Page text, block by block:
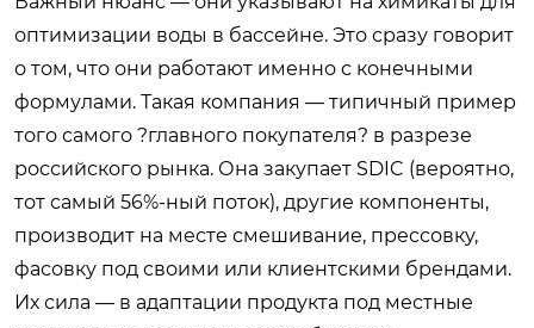
оптимизации воды в бассейне. Это сразу говорит
о том, что они работают именно с конечными
формулами. Такая компания — типичный пример
того самого ?главного покупателя? в разрезе
российского рынка. Она закупает SDIC (вероятно,
тот самый 56%-ный поток), другие компоненты,
производит на месте смешивание, прессовку,
фасовку под своими или клиентскими брендами.
Их сила — в адаптации продукта под местные